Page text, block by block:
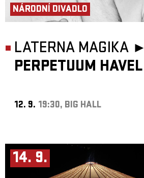
NÁRODNÍ DIVADLO
LATERNA MAGIKA ►
PERPETUUM HAVEL
12. 9. 19:30, BIG HALL
14. 9.